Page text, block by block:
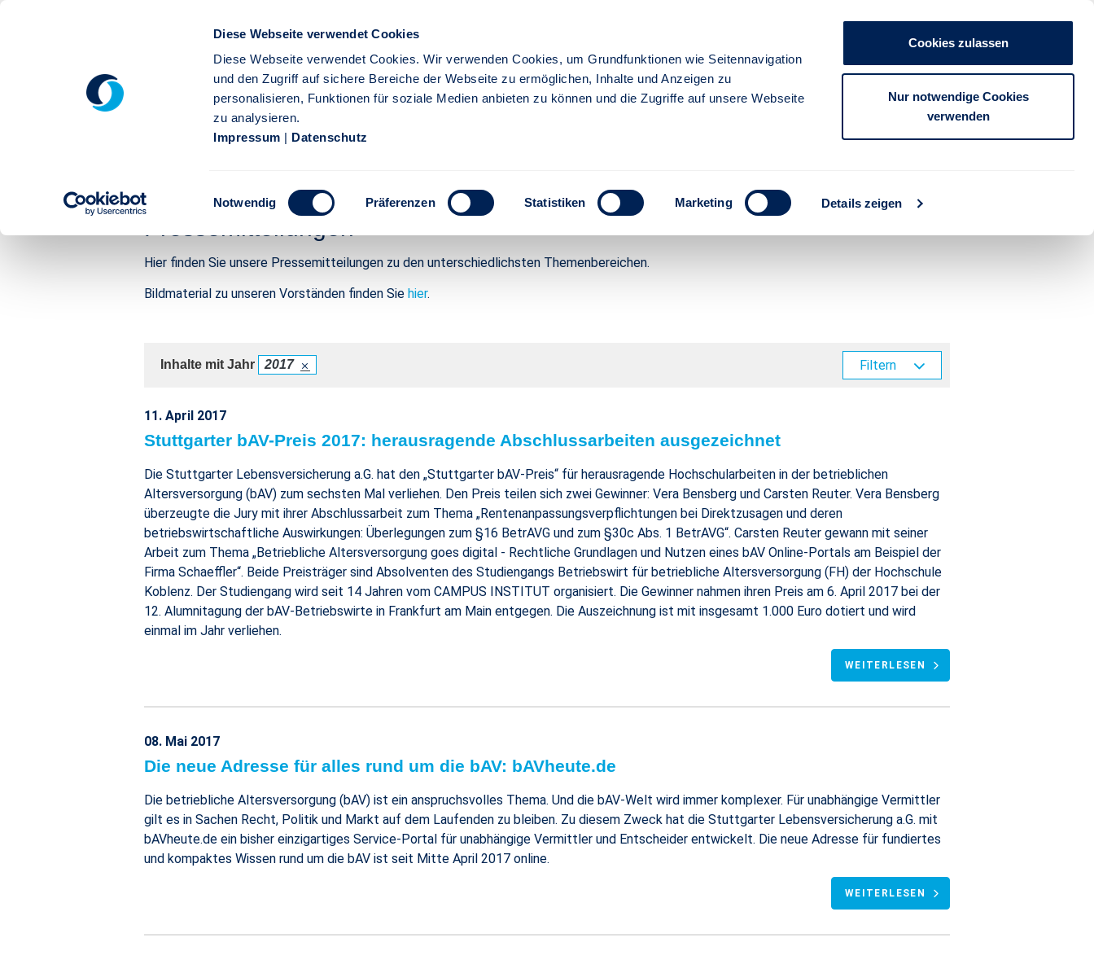
Diese Webseite verwendet Cookies
Diese Webseite verwendet Cookies. Wir verwenden Cookies, um Grundfunktionen wie Seitennavigation
und den Zugriff auf sichere Bereiche der Webseite zu ermöglichen, Inhalte und Anzeigen zu
personalisieren, Funktionen für soziale Medien anbieten zu können und die Zugriffe auf unsere Webseite
zu analysieren.
Impressum | Datenschutz
Einwilligungsauswahl
Notwendig Präferenzen Statistiken Marketing Details zeigen
Cookies zulassen
Nur notwendige Cookies
verwenden
Unternehmen Presse Kontakt
FÜR PARTNER FÜR KUNDEN
Firmenkunden Service Karriere
Pressemitteilungen | Stuttgarter Versicherung - Stuttgarter
Hier finden Sie unsere Pressemitteilungen zu den unterschiedlichsten Themenbereichen.
Bildmaterial zu unseren Vorständen finden Sie hier.
Filtern
Inhalte mit Jahr 2017
11. April 2017
Stuttgarter bAV-Preis 2017: herausragende Abschlussarbeiten ausgezeichnet
Die Stuttgarter Lebensversicherung a.G. hat den „Stuttgarter bAV-Preis“ für herausragende Hochschularbeiten in der betrieblichen
Altersversorgung (bAV) zum sechsten Mal verliehen. Den Preis teilen sich zwei Gewinner: Vera Bensberg und Carsten Reuter. Vera Bensberg
überzeugte die Jury mit ihrer Abschlussarbeit zum Thema „Rentenanpassungsverpflichtungen bei Direktzusagen und deren
betriebswirtschaftliche Auswirkungen: Überlegungen zum §16 BetrAVG und zum §30c Abs. 1 BetrAVG“. Carsten Reuter gewann mit seiner
Arbeit zum Thema „Betriebliche Altersversorgung goes digital - Rechtliche Grundlagen und Nutzen eines bAV Online-Portals am Beispiel der
Firma Schaeffler“. Beide Preisträger sind Absolventen des Studiengangs Betriebswirt für betriebliche Altersversorgung (FH) der Hochschule
Koblenz. Der Studiengang wird seit 14 Jahren vom CAMPUS INSTITUT organisiert. Die Gewinner nahmen ihren Preis am 6. April 2017 bei der
12. Alumnitagung der bAV-Betriebswirte in Frankfurt am Main entgegen. Die Auszeichnung ist mit insgesamt 1.000 Euro dotiert und wird
einmal im Jahr verliehen.
WEITERLESEN
08. Mai 2017
Die neue Adresse für alles rund um die bAV: bAVheute.de
Die betriebliche Altersversorgung (bAV) ist ein anspruchsvolles Thema. Und die bAV-Welt wird immer komplexer. Für unabhängige Vermittler
gilt es in Sachen Recht, Politik und Markt auf dem Laufenden zu bleiben. Zu diesem Zweck hat die Stuttgarter Lebensversicherung a.G. mit
bAVheute.de ein bisher einzigartiges Service-Portal für unabhängige Vermittler und Entscheider entwickelt. Die neue Adresse für fundiertes
und kompaktes Wissen rund um die bAV ist seit Mitte April 2017 online.
WEITERLESEN